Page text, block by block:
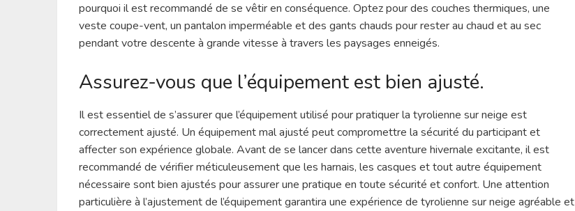
pourquoi il est recommandé de se vêtir en conséquence. Optez pour des couches thermiques, une
veste coupe-vent, un pantalon imperméable et des gants chauds pour rester au chaud et au sec
pendant votre descente à grande vitesse à travers les paysages enneigés.
Assurez-vous que l’équipement est bien ajusté.
Il est essentiel de s’assurer que l’équipement utilisé pour pratiquer la tyrolienne sur neige est
correctement ajusté. Un équipement mal ajusté peut compromettre la sécurité du participant et
affecter son expérience globale. Avant de se lancer dans cette aventure hivernale excitante, il est
recommandé de vérifier méticuleusement que les harnais, les casques et tout autre équipement
nécessaire sont bien ajustés pour assurer une pratique en toute sécurité et confort. Une attention
particulière à l’ajustement de l’équipement garantira une expérience de tyrolienne sur neige agréable et